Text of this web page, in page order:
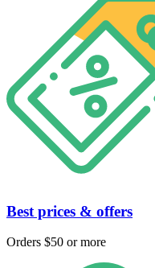
Best prices & offers
Orders $50 or more